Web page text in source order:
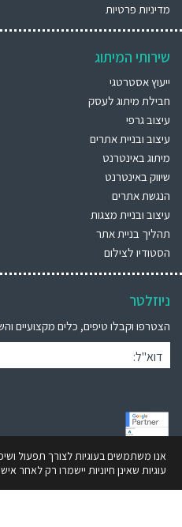
מדיניות פרטיות
שירותי המיתוג
ייעוץ אסטרטגי
חבילת מיתוג לעסק
עיצוב גרפי
עיצוב ובניית אתרים
מיתוג באינטרנט
שיווק באינטרנט
הנגשת אתרים
עיצוב ובניית מצגות
תהליך בניית אתר
הסטודיו לצילום
ניוזלטר
הצטרפו וקבלו טיפים, כלים מקצועיים
דוא"ל:
המותג.
אנו משתמשים בעוגיות לצורך תפעול
עוגיות שאינן חיוניות יישמרו רק לאחר